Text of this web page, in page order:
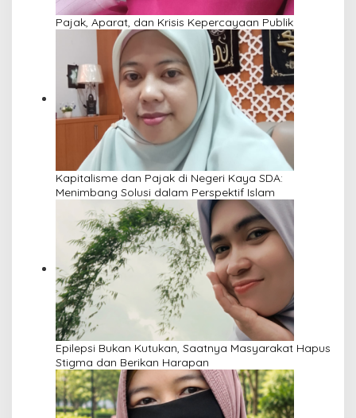
Pajak, Aparat, dan Krisis Kepercayaan Publik
Kapitalisme dan Pajak di Negeri Kaya SDA:
Menimbang Solusi dalam Perspektif Islam
Epilepsi Bukan Kutukan, Saatnya Masyarakat Hapus
Stigma dan Berikan Harapan